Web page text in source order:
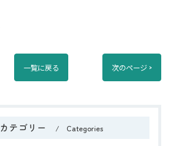
一覧に戻る 次のページ >
カテゴリー Categories